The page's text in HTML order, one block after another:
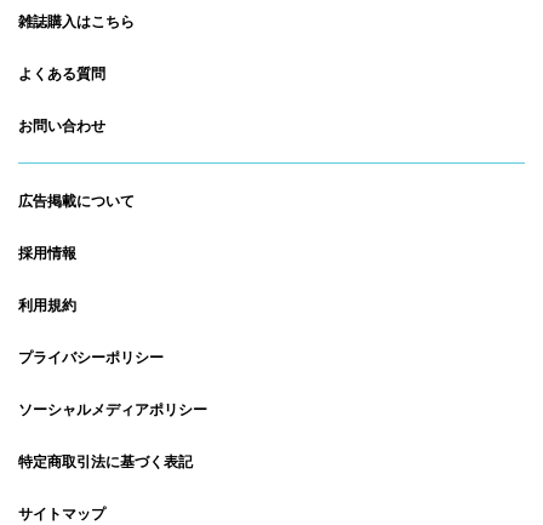
雑誌購入はこちら
よくある質問
お問い合わせ
広告掲載について
採用情報
利用規約
プライバシーポリシー
ソーシャルメディアポリシー
特定商取引法に基づく表記
サイトマップ